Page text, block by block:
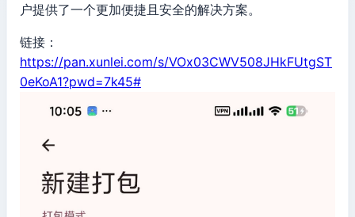
户提供了一个更加便捷且安全的解决方案。
链接：
https://pan.xunlei.com/s/VOx03CWV508JHkFUtgST
0eKoA1?pwd=7k45#